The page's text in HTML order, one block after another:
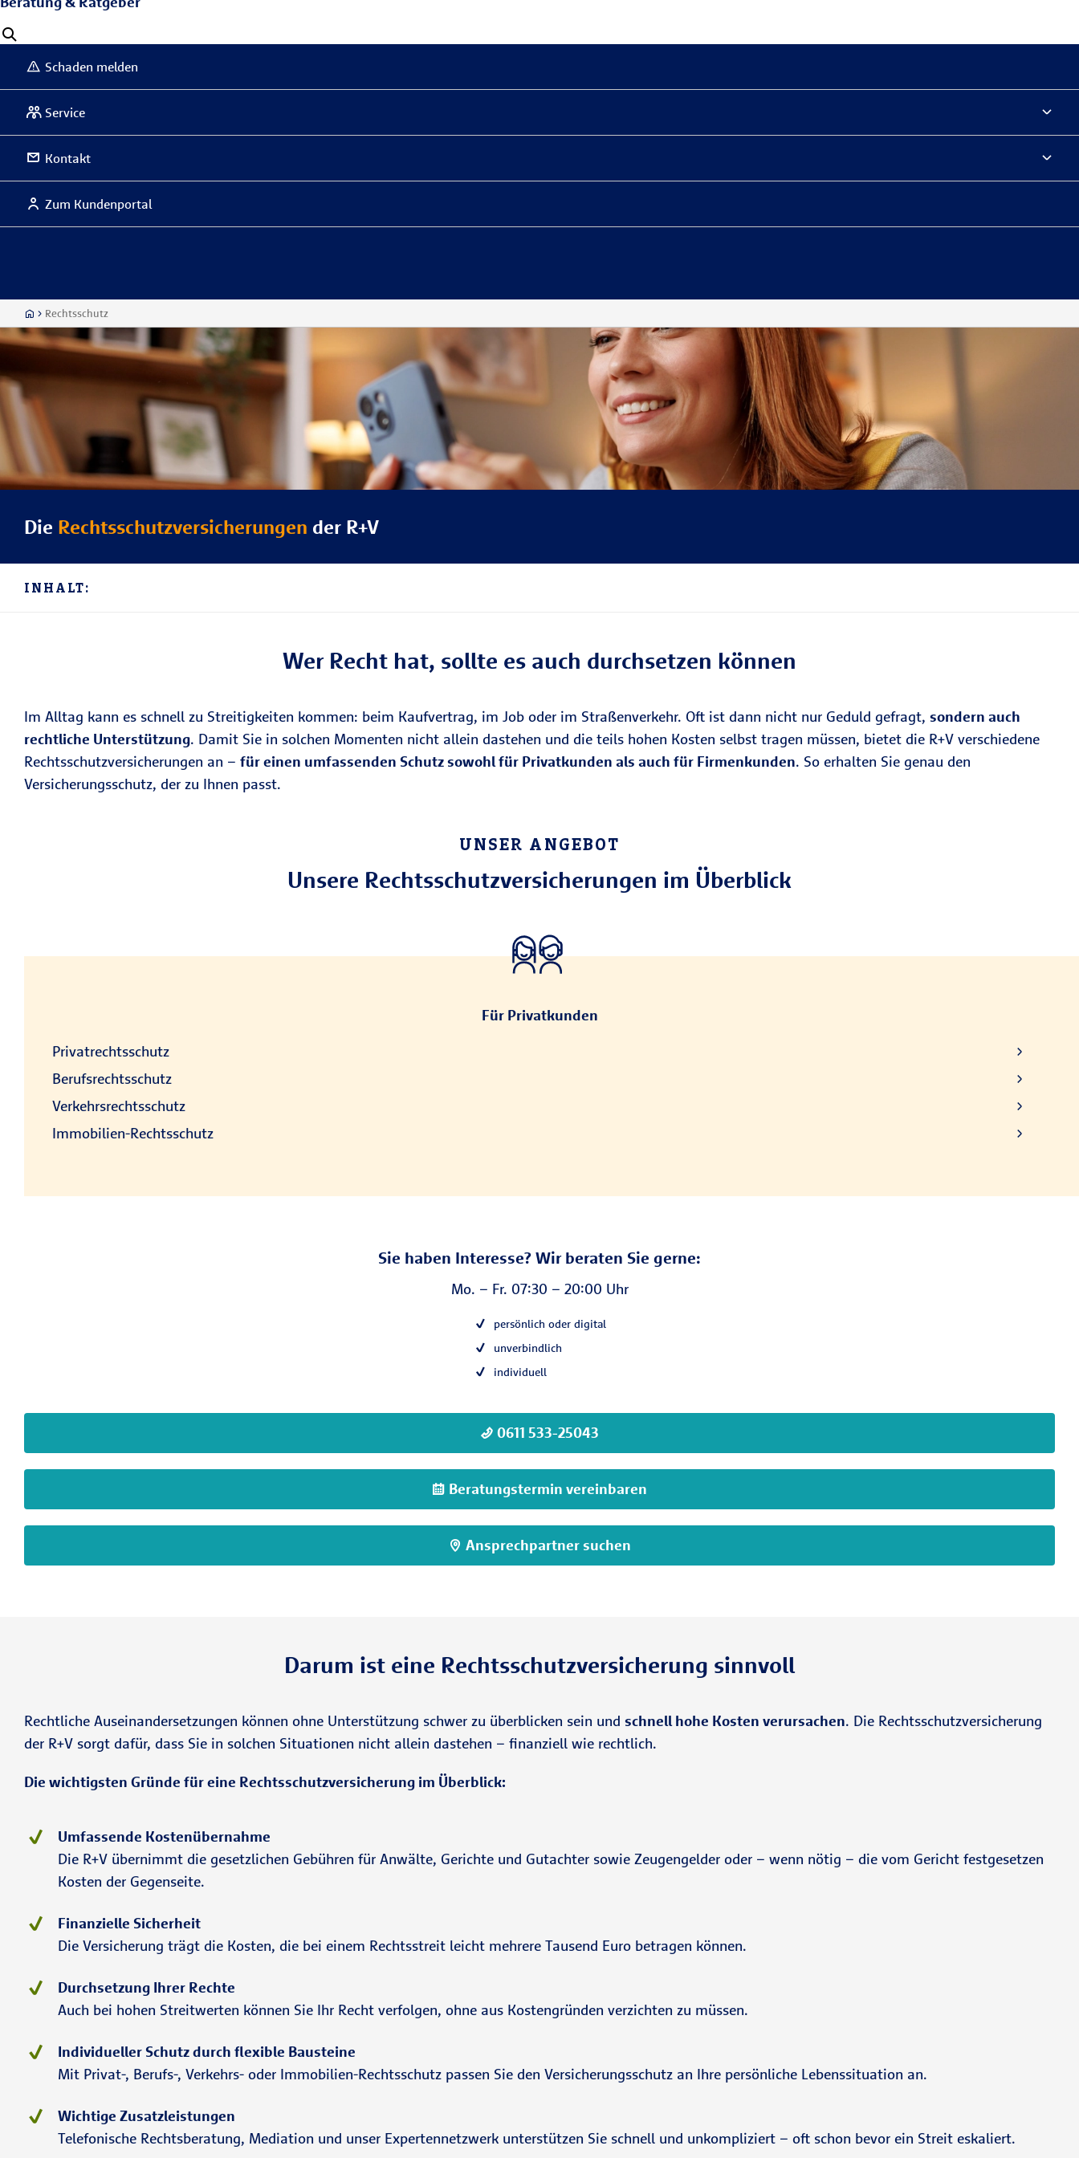
Schaden melden
Service
Kontakt
Zum Kundenportal
Rechtsschutz
Die Rechtsschutzversicherungen der R+V
INHALT:
Wer Recht hat, sollte es auch durchsetzen können
Im Alltag kann es schnell zu Streitigkeiten kommen: beim Kaufvertrag, im Job oder im Straßenverkehr. Oft ist dann nicht nur Geduld gefragt, sondern auch
rechtliche Unterstützung. Damit Sie in solchen Momenten nicht allein dastehen und die teils hohen Kosten selbst tragen müssen, bietet die R+V verschiedene
Rechtsschutzversicherungen an – für einen umfassenden Schutz sowohl für Privatkunden als auch für Firmenkunden. So erhalten Sie genau den
Versicherungsschutz, der zu Ihnen passt.
UNSER ANGEBOT
Unsere Rechtsschutzversicherungen im Überblick
Für Privatkunden
Privatrechtsschutz
Berufsrechtsschutz
Verkehrsrechtsschutz
Immobilien-Rechtsschutz
Sie haben Interesse? Wir beraten Sie gerne:
Mo. – Fr. 07:30 – 20:00 Uhr
persönlich oder digital
unverbindlich
individuell
0611 533-25043
Beratungstermin vereinbaren
Ansprechpartner suchen
Darum ist eine Rechtsschutzversicherung sinnvoll
Rechtliche Auseinandersetzungen können ohne Unterstützung schwer zu überblicken sein und schnell hohe Kosten verursachen. Die Rechtsschutzversicherung
der R+V sorgt dafür, dass Sie in solchen Situationen nicht allein dastehen – finanziell wie rechtlich.
Die wichtigsten Gründe für eine Rechtsschutzversicherung im Überblick:
Umfassende Kostenübernahme
Die R+V übernimmt die gesetzlichen Gebühren für Anwälte, Gerichte und Gutachter sowie Zeugengelder oder – wenn nötig – die vom Gericht festgesetzen
Kosten der Gegenseite.
Finanzielle Sicherheit
Die Versicherung trägt die Kosten, die bei einem Rechtsstreit leicht mehrere Tausend Euro betragen können.
Durchsetzung Ihrer Rechte
Auch bei hohen Streitwerten können Sie Ihr Recht verfolgen, ohne aus Kostengründen verzichten zu müssen.
Individueller Schutz durch flexible Bausteine
Mit Privat-, Berufs-, Verkehrs- oder Immobilien-Rechtsschutz passen Sie den Versicherungsschutz an Ihre persönliche Lebenssituation an.
Wichtige Zusatzleistungen
Telefonische Rechtsberatung, Mediation und unser Expertennetzwerk unterstützen Sie schnell und unkompliziert – oft schon bevor ein Streit eskaliert.